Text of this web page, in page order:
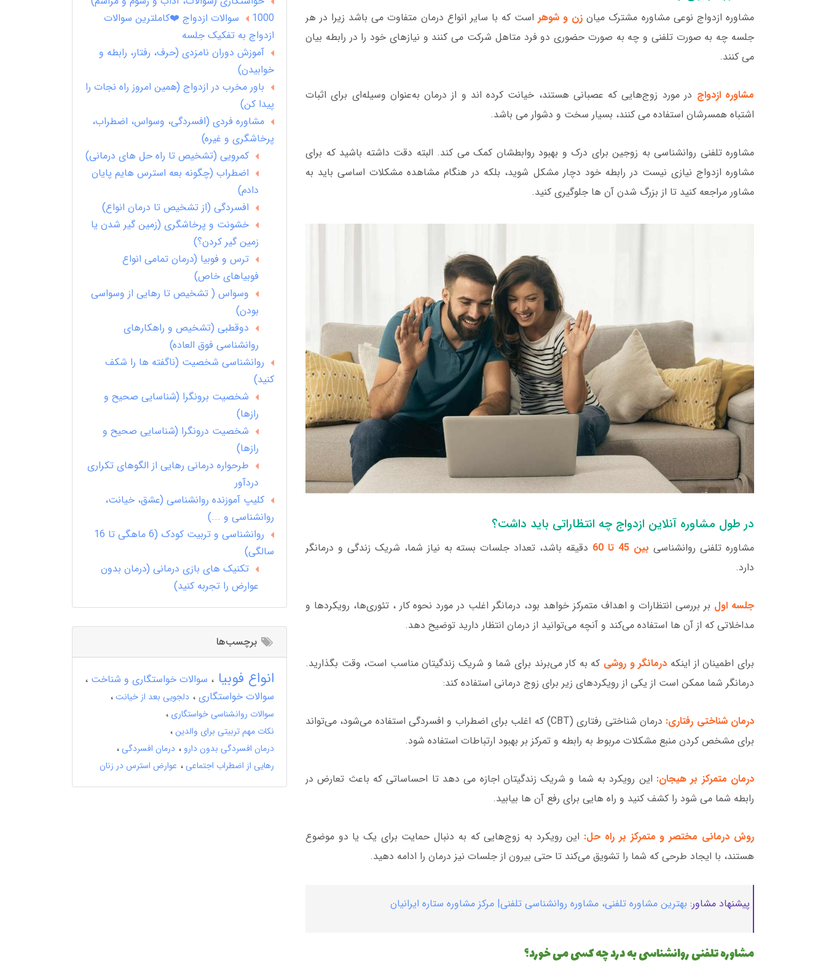
مشاوره ازدواج نوعی مشاوره مشترک میان زن و شوهر است که با سایر انواع درمان متفاوت می باشد زیرا در هر
جلسه چه به صورت تلفنی و چه به صورت حضوری دو فرد متاهل شرکت می کنند و نیازهای خود را در رابطه بیان
می کنند.
مشاوره ازدواج در مورد زوج‌هایی که عصبانی هستند، خیانت کرده اند و از درمان به‌عنوان وسیله‌ای برای اثبات
اشتباه همسرشان استفاده می کنند، بسیار سخت و دشوار می باشد.
مشاوره تلفنی روانشناسی به زوجین برای درک و بهبود روابطشان کمک می کند. البته دقت داشته باشید که برای
مشاوره ازدواج نیازی نیست در رابطه خود دچار مشکل شوید، بلکه در هنگام مشاهده مشکلات اساسی باید به
مشاور مراجعه کنید تا از بزرگ شدن آن ها جلوگیری کنید.
در طول مشاوره آنلاین ازدواج چه انتظاراتی باید داشت؟
مشاوره تلفنی روانشناسی بین 45 تا 60
دقیقه باشد، تعداد جلسات بسته به نیاز شما، شریک زندگی و درمانگر
دارد.
جلسه اول بر بررسی انتظارات و اهداف متمرکز خواهد بود، درمانگر اغلب در مورد نحوه کار ، تئوری‌ها، رویکردها و
مداخلاتی که از آن ها استفاده می‌کند و آنچه می‌توانید از درمان انتظار دارید توضیح دهد.
برای اطمینان از اینکه درمانگر و روشی که به کار می‌برند برای شما و شریک زندگیتان مناسب است، وقت بگذارید.
درمانگر شما ممکن است از یکی از رویکردهای زیر برای زوج درمانی استفاده کند:
درمان شناختی رفتاری:
درمان شناختی رفتاری (CBT) که اغلب برای اضطراب و افسردگی استفاده می‌شود، می‌تواند
برای مشخص کردن منبع مشکلات مربوط به رابطه و تمرکز بر بهبود ارتباطات استفاده شود.
درمان متمرکز بر هیجان: این رویکرد به شما و شریک زندگیتان اجازه می دهد تا احساساتی که باعث تعارض در
رابطه شما می شود را کشف کنید و راه هایی برای رفع آن ها بیابید.
روش درمانی مختصر و متمرکز بر راه حل: این رویکرد به زوج‌هایی که به دنبال حمایت برای یک یا دو موضوع
هستند، با ایجاد طرحی که شما را تشویق می‌کند تا حتی بیرون از جلسات نیز درمان را ادامه دهید.
پیشنهاد مشاور: بهترین مشاوره تلفنی، مشاوره روانشناسی تلفنی| مرکز مشاوره ستاره ایرانیان
مشاوره تلفنی روانشناسی به درد چه کسی می خورد؟
1000 سوالات ازدواج ❤️کاملترین سوالات
ازدواج به تفکیک جلسه
آموزش دوران نامزدی (حرف، رفتار، رابطه و
خوابیدن)
باور مخرب در ازدواج (همین امروز راه نجات را
پیدا کن)
مشاوره فردی (افسردگی، وسواس، اضطراب،
پرخاشگری و غیره)
کمرویی (تشخیص تا راه حل های درمانی)
اضطراب (چگونه بعه استرس هایم پایان
دادم)
افسردگی (از تشخیص تا درمان انواع)
خشونت و پرخاشگری (زمین گیر شدن یا
زمین گیر کردن؟)
ترس و فوبیا (درمان تمامی انواع
فوبیاهای خاص)
وسواس ( تشخیص تا رهایی از وسواسی
بودن)
دوقطبی (تشخیص و راهکارهای
روانشناسی فوق العاده)
روانشناسی شخصیت (ناگفته ها را شکف
کنید)
شخصیت برونگرا (شناسایی صحیح و
رازها)
شخصیت درونگرا (شناسایی صحیح و
رازها)
طرحواره درمانی رهایی از الگوهای تکراری
دردآور
کلیپ آموزنده روانشناسی (عشق، خیانت،
روانشناسی و ...)
روانشناسی و تربیت کودک (6 ماهگی تا 16
سالگی)
تکنیک های بازی درمانی (درمان بدون
عوارض را تجربه کنید)
برچسب‌ها
انواع فوبیا
سوالات خواستگاری و شناخت
سوالات خواستگاری
دلجویی بعد از خیانت
سوالات روانشناسی خواستگاری
نکات مهم تربیتی برای والدین
درمان افسردگی بدون دارو
درمان افسردگی
رهایی از اضطراب اجتماعی
عوارض استرس در زنان